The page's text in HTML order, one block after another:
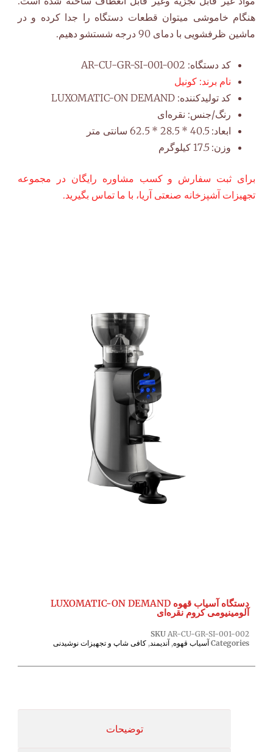
هنگام خاموشی میتوان قطعات دستگاه را جدا کرده و در
ماشین ظرفشویی با دمای 90 درجه شستشو دهیم.
کد دستگاه: AR-CU-GR-SI-001-002
نام برند: کونیل
کد تولیدکننده: LUXOMATIC-ON DEMAND
رنگ/جنس: نقره‌ای
ابعاد: 40.5 * 28.5 * 62.5 سانتی متر
وزن: 17.5 کیلوگرم
برای ثبت سفارش و کسب مشاوره رایگان در مجموعه
تجهیزات آشپزخانه صنعتی آریا، با ما تماس بگیرید.
دستگاه آسیاب قهوه LUXOMATIC-ON DEMAND
آلومینیومی کروم نقره‌ای
SKUAR-CU-GR-SI-001-002
Categories آسیاب قهوه, آندیمند, کافی شاپ و تجهیزات نوشیدنی
توضیحات